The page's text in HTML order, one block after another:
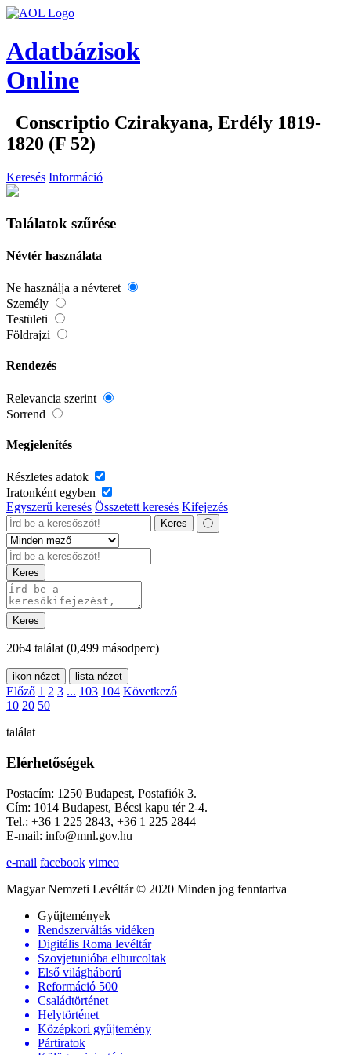
Adatbázisok
Online
Conscriptio Czirakyana, Erdély 1819-
1820 (F 52)
Keresés Információ
Találatok szűrése
Névtér használata
Ne használja a névteret
Személy
Testületi
Földrajzi
Rendezés
Relevancia szerint
Sorrend
Megjelenítés
Részletes adatok
Iratonként egyben
Egyszerű keresés Összetett keresés Kifejezés
Keres ⓘ
Keres
Keres
2064 találat (0,499 másodperc)
ikon nézet lista nézet
Előző 1 2 3 ... 103 104 Következő
10 20 50
találat
Elérhetőségek
Postacím: 1250 Budapest, Postafiók 3.
Cím: 1014 Budapest, Bécsi kapu tér 2-4.
Tel.: +36 1 225 2843, +36 1 225 2844
E-mail: info@mnl.gov.hu
e-mail facebook vimeo
Magyar Nemzeti Levéltár © 2020 Minden jog fenntartva
Gyűjtemények
Rendszerváltás vidéken
Digitális Roma levéltár
Szovjetunióba elhurcoltak
Első világháború
Reformáció 500
Családtörténet
Helytörténet
Középkori gyűjtemény
Pártiratok